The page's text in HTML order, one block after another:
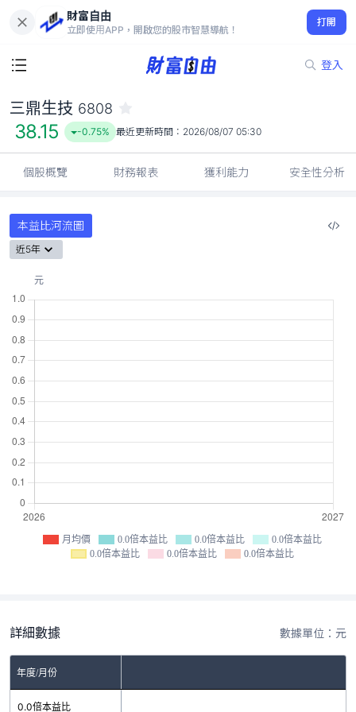
財富自由
立即使用APP，開啟您的股市智慧導航！
打開
登入
38.15
-0.75%
三鼎生技 6808
38.15 -0.75% 最近更新時間： 2026/08/07 05:30
個股概覽 財務報表 獲利能力 安全性分析
本益比河流圖
近5年
月均價 0.0倍本益比 0.0倍本益比
0.0倍本益比
0.0倍本益比
0.0倍本益比 0.0倍本益比
詳細數據 數據單位：元
年度/月份
0.0倍本益比